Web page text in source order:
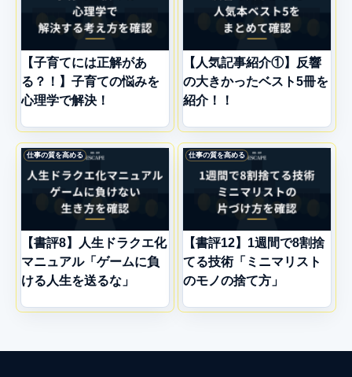
【子育てには正解があ
る？！】子育ての悩みを
心理学で解決！
【人気記事紹介①】反響
の大きかったベスト5冊を
紹介！！
仕事の質を高める
【書評8】人生ドラクエ化
マニュアル「ゲームに負
ける人生を送るな」
仕事の質を高める
【書評12】1週間で8割捨
てる技術「ミニマリスト
のモノの捨て方」